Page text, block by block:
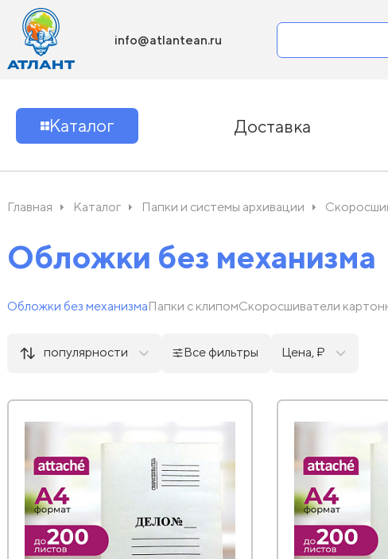
info@atlantean.ru
Каталог Доставка
Главная Каталог Папки и системы архивации
Обложки без механизма
Обложки без механизмаПапки с клипомСкоросшиватели
популярности Все фильтры Цена, ₽